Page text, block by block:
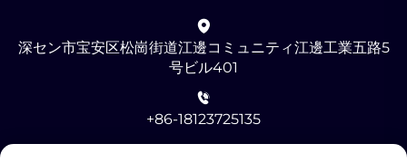
深セン市宝安区松崗街道江邊コミュニティ江邊工業五路5
号ビル401
+86-18123725135